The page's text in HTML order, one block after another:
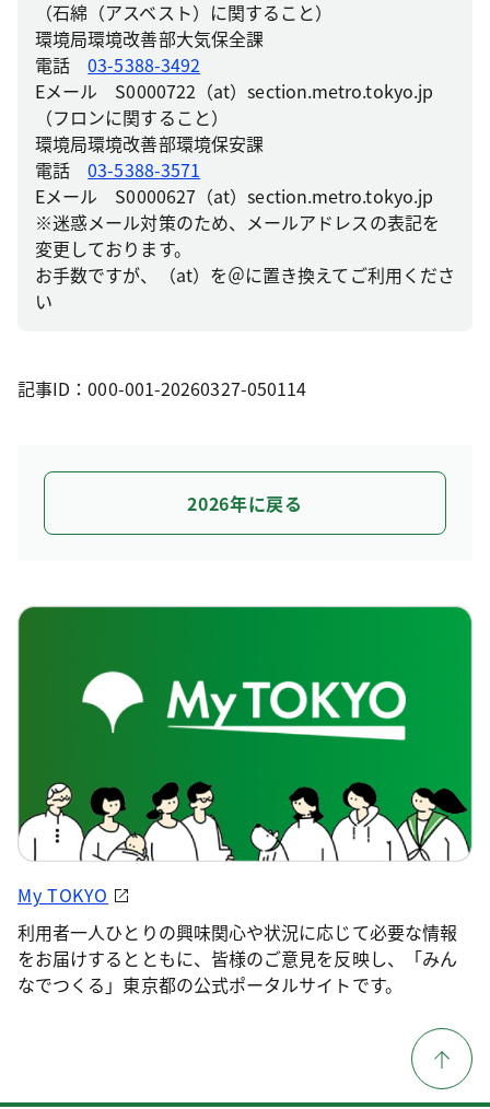
（石綿（アスベスト）に関すること）
環境局環境改善部大気保全課
電話03-5388-3492
Eメール S0000722（at）section.metro.tokyo.jp
（フロンに関すること）
環境局環境改善部環境保安課
電話03-5388-3571
Eメール S0000627（at）section.metro.tokyo.jp
※迷惑メール対策のため、メールアドレスの表記を
変更しております。
お手数ですが、（at）を＠に置き換えてご利用くださ
い
記事ID：000-001-20260327-050114
2026年に戻る
My TOKYO
利用者一人ひとりの興味関心や状況に応じて必要な情報
をお届けするとともに、皆様のご意見を反映し、「みん
なでつくる」東京都の公式ポータルサイトです。